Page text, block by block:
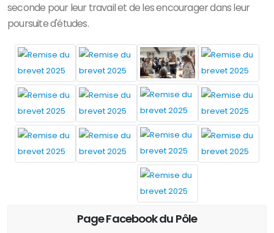
seconde pour leur travail et de les encourager dans leur
poursuite d'études.
Page Facebook du Pôle